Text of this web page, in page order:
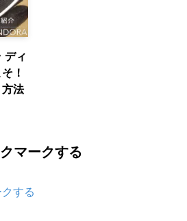
ディ
！
法
マークする
する